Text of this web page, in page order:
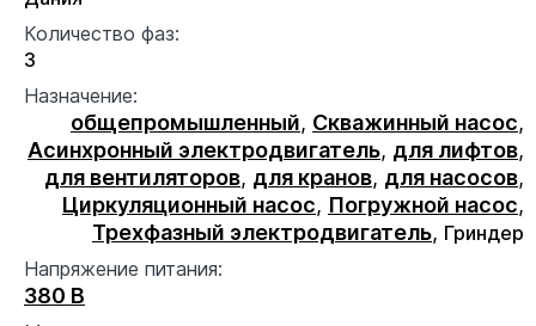
Количество фаз:
3
Назначение:
общепромышленный, Скважинный насос,
Асинхронный электродвигатель, для лифтов,
для вентиляторов, для кранов, для насосов,
Циркуляционный насос, Погружной насос,
Трехфазный электродвигатель, Гриндер
Напряжение питания:
380 В